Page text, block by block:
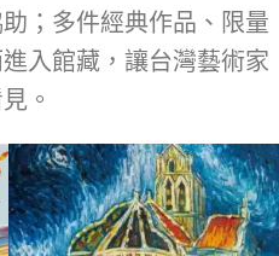
；多件經典作品、限量
入館藏，讓台灣藝術家
。